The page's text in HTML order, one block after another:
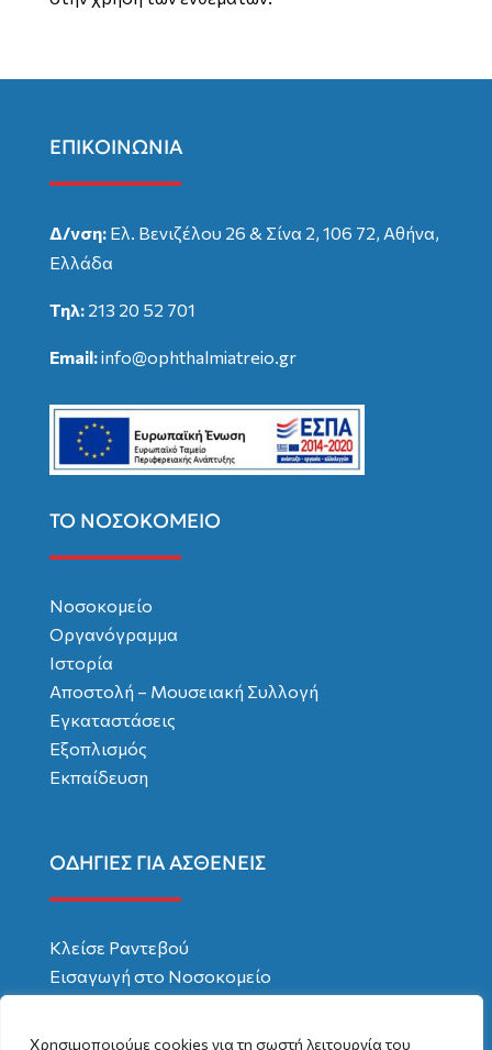
Χρησιμοποιούμε cookies για τη σωστή λειτουργία του
ΕΠΙΚΟΙΝΩΝΙΑ
Δ/νση:Ελ. Βενιζέλου 26 & Σίνα 2, 106 72, Αθήνα,
Ελλάδα
Τηλ: 213 20 52 701
Email:info@ophthalmiatreio.gr
ΤΟ ΝΟΣΟΚΟΜΕΙΟ
Νοσοκομείο
Οργανόγραμμα
Ιστορία
Αποστολή – Μουσειακή Συλλογή
Εγκαταστάσεις
Εξοπλισμός
Εκπαίδευση
ΟΔΗΓΙΕΣ ΓΙΑ ΑΣΘΕΝΕΙΣ
Κλείσε Ραντεβού
Εισαγωγή στο Νοσοκομείο
Δικαιώματα – Υποχρεώσεις